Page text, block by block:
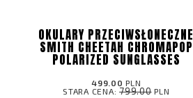
OKULARY PRZECIWSŁONECZNE
SMITH CHEETAH CHROMAPOP
POLARIZED SUNGLASSES
499.00 PLN
STARA CENA:799.00PLN